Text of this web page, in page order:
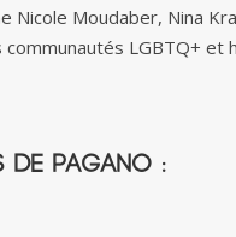
Nicole Moudaber, Nina
LGBTQ+
Pagano :